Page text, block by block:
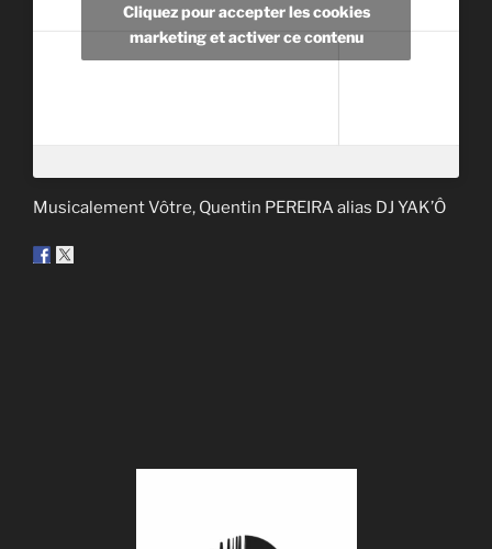
Cliquez pour accepter les cookies
marketing et activer ce contenu
Musicalement Vôtre, Quentin PEREIRA alias DJ YAK’Ô